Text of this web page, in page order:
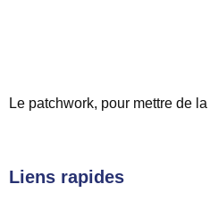
Le patchwork, pour mettre de la
Liens rapides